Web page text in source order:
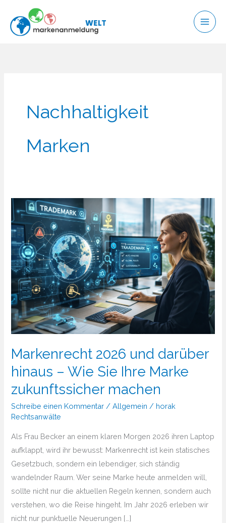
Inhalt
springen
Nachhaltigkeit
Marken
Markenrecht 2026 und darüber
hinaus – Wie Sie Ihre Marke
zukunftssicher machen
Schreibe einen Kommentar /Allgemein / horak
Rechtsanwälte
Als Frau Becker an einem klaren Morgen 2026 ihren Laptop
aufklappt, wird ihr bewusst: Markenrecht ist kein statisches
Gesetzbuch, sondern ein lebendiger, sich ständig
wandelnder Raum. Wer seine Marke heute anmelden will,
sollte nicht nur die aktuellen Regeln kennen, sondern auch
verstehen, wo die Reise hingeht. Im Jahr 2026 erleben wir
nicht nur punktuelle Neuerungen […]